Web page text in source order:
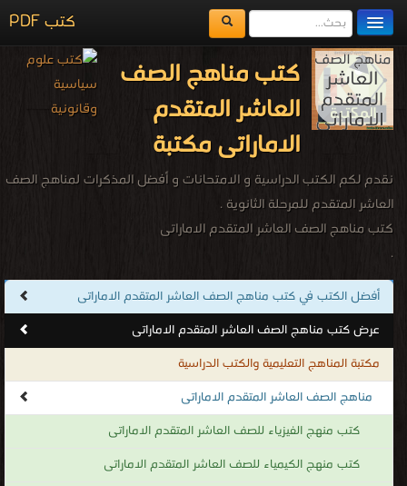
كتب PDF
مكتبة الكتب
المكتبات
يُقرأ حالياً
اضف كتاب
كتب مناهج الصف
العاشر المتقدم
الاماراتى مكتبة
نقدم لكم الكتب الدراسية و الامتحانات و أفضل المذكرات لمناهج الصف
العاشر المتقدم للمرحلة الثانوية .
كتب مناهج الصف العاشر المتقدم الاماراتى
.
أفضل الكتب في كتب مناهج الصف العاشر المتقدم الاماراتى
عرض كتب مناهج الصف العاشر المتقدم الاماراتى
مكتبة المناهج التعليمية والكتب الدراسية
مناهج الصف العاشر المتقدم الاماراتى
كتب منهج الفيزياء للصف العاشر المتقدم الاماراتى
كتب منهج الكيمياء للصف العاشر المتقدم الاماراتى